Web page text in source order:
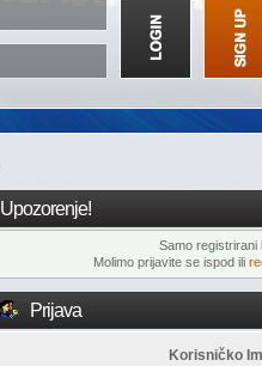
Upozorenje!
Samo registrirani
Molimo prijavite se ispod ili
Prijava
Korisničko